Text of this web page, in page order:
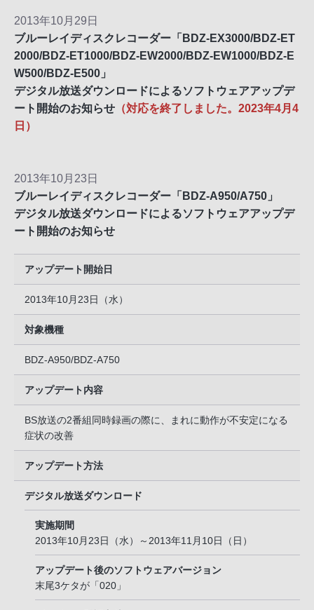
2013年10月29日
ブルーレイディスクレコーダー「BDZ-EX3000/BDZ-ET
2000/BDZ-ET1000/BDZ-EW2000/BDZ-EW1000/BDZ-E
W500/BDZ-E500」
デジタル放送ダウンロードによるソフトウェアアップデ
ート開始のお知らせ （対応を終了しました。2023年4月4
日）
2013年10月23日
ブルーレイディスクレコーダー「BDZ-A950/A750」
デジタル放送ダウンロードによるソフトウェアアップデ
ート開始のお知らせ
アップデート開始日
2013年10月23日（水）
対象機種
BDZ-A950/BDZ-A750
アップデート内容
BS放送の2番組同時録画の際に、まれに動作が不安定になる
症状の改善
アップデート方法
デジタル放送ダウンロード
実施期間
2013年10月23日（水）～2013年11月10日（日）
アップデート後のソフトウェアバージョン
末尾3ケタが「020」